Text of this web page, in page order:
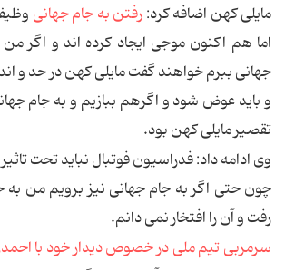
مایلی کهن اضافه کرد:رفتن به جام جهانی
اما هم اکنون موجی ایجاد کرده اند و اگر
جهانی ببرم خواهند گفت مایلی کهن در حد و
و باید عوض شود و اگرهم ببازیم و به جام
تقصیر مایلی کهن بود.
وی ادامه داد: فدراسیون فوتبال نباید تحت
چون حتی اگر به جام جهانی نیز برویم من به
رفت و آن را افتخار نمی دانم.
سرمربی تیم ملی در خصوص دیدار خود با